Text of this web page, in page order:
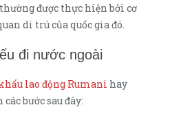
được thực hiện bởi cơ
di trú của quốc gia đó.
đi nước ngoài
lao động Rumani hay
bước sau đây: